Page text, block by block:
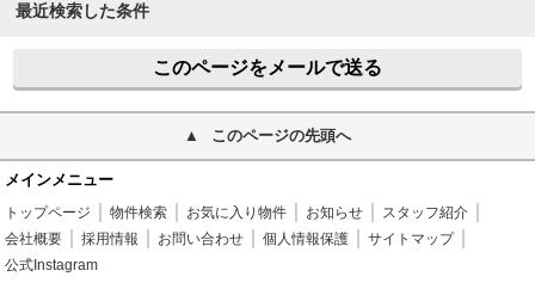
最近検索した条件
このページをメールで送る
このページの先頭へ
メインメニュー
トップページ 物件検索 お気に入り物件 お知らせ
スタッフ紹介
会社概要
採用情報 お問い合わせ 個人情報保護
サイトマップ
公式Instagram